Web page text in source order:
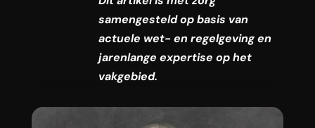
samengesteld op basis van
actuele wet- en regelgeving en
jarenlange expertise op het
vakgebied.